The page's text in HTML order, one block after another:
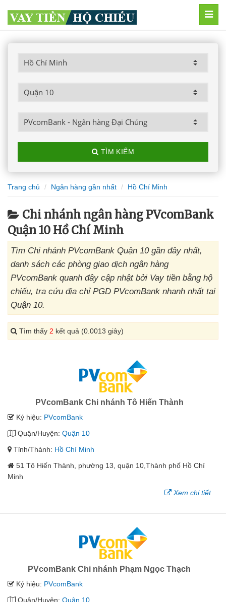
TÌM KIẾM
Trang chủ Ngân hàng gần nhất Hồ Chí Minh
Chi nhánh ngân hàng PVcomBank
Quận 10 Hồ Chí Minh
Tìm Chi nhánh PVcomBank Quận 10 gần đây nhất,
danh sách các phòng giao dịch ngân hàng
PVcomBank quanh đây cập nhật bởi Vay tiền bằng hộ
chiếu, tra cứu địa chỉ PGD PVcomBank nhanh nhất tại
Quận 10.
Tìm thấy 2 kết quả (0.0013 giây)
PVcomBank Chi nhánh Tô Hiến Thành
Ký hiệu: PVcomBank
Quận/Huyện: Quận 10
Tỉnh/Thành: Hồ Chí Minh
51 Tô Hiến Thành, phường 13, quận 10,Thành phố Hồ Chí
Minh
Xem chi tiết
PVcomBank Chi nhánh Phạm Ngọc Thạch
Ký hiệu: PVcomBank
Quận/Huyện: Quận 10